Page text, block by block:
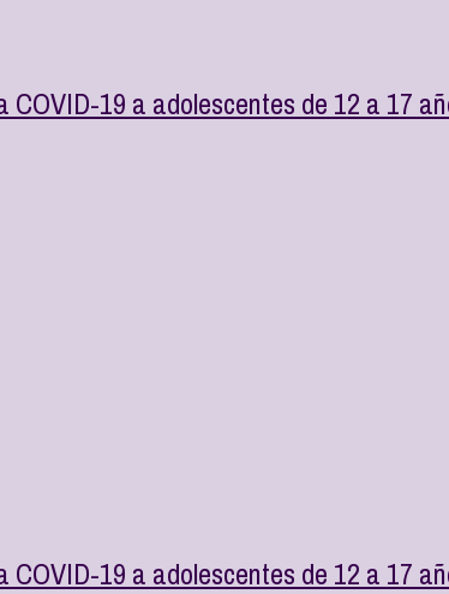
19 a adolescentes de 12 a 17
19 a adolescentes de 12 a 17